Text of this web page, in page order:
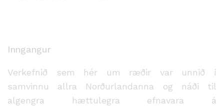
Inngangur
Verkefnið sem hér um ræðir var unnið í
samvinnu allra Norðurlandanna og náði til
algengra hættulegra efnavara á